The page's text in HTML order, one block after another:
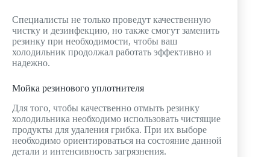
Специалисты не только проведут качественную
чистку и дезинфекцию, но также смогут заменить
резинку при необходимости, чтобы ваш
холодильник продолжал работать эффективно и
надежно.
Мойка резинового уплотнителя
Для того, чтобы качественно отмыть резинку
холодильника необходимо использовать чистящие
продукты для удаления грибка. При их выборе
необходимо ориентироваться на состояние данной
детали и интенсивность загрязнения.